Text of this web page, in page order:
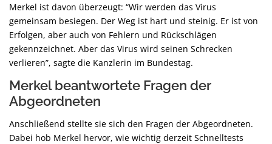
Merkel ist davon überzeugt: “Wir werden das Virus
gemeinsam besiegen. Der Weg ist hart und steinig. Er ist von
Erfolgen, aber auch von Fehlern und Rückschlägen
gekennzeichnet. Aber das Virus wird seinen Schrecken
verlieren”, sagte die Kanzlerin im Bundestag.
Merkel beantwortete Fragen der
Abgeordneten
Anschließend stellte sie sich den Fragen der Abgeordneten.
Dabei hob Merkel hervor, wie wichtig derzeit Schnelltests